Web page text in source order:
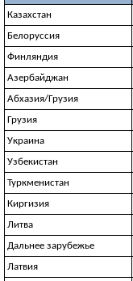
Казахстан
Белоруссия
Финляндия
Азербайджан
Абхазия/Грузия
Грузия
Украина
Узбекистан
Туркменистан
Киргизия
Литва
Дальнее зарубежье
Латвия